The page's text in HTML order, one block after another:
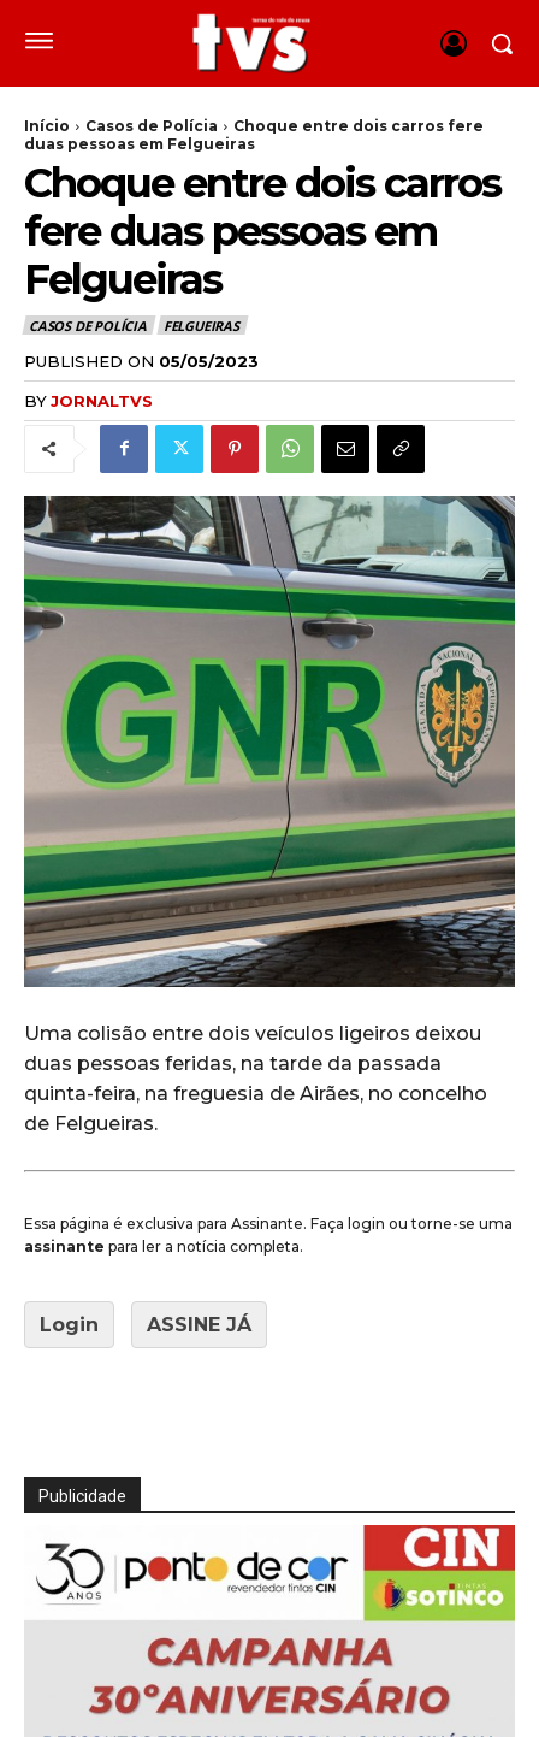
Início Casos de Polícia
Choque entre dois carros fere
duas pessoas em Felgueiras
Choque entre dois carros
fere duas pessoas em
Felgueiras
CASOS DE POLÍCIA FELGUEIRAS
PUBLISHED ON 05/05/2023
BYJORNALTVS
Uma colisão entre dois veículos ligeiros deixou
duas pessoas feridas, na tarde da passada
quinta-feira, na freguesia de Airães, no concelho
de Felgueiras.
Essa página é exclusiva para Assinante. Faça login ou torne-se uma
assinante para ler a notícia completa.
Login ASSINE JÁ
Publicidade